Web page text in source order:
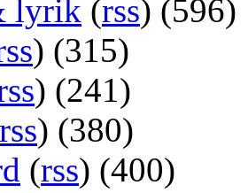
lyrik (rss) (596)
) (315)
) (241)
rss) (380)
(rss) (400)